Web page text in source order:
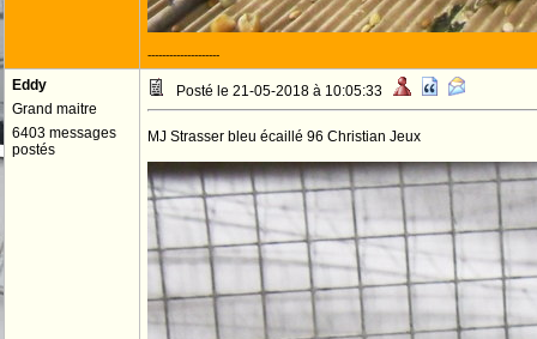
--------------------
Eddy
Grand maitre
6403 messages
postés
Posté le 21-05-2018 à 10:05:33
MJ Strasser bleu écaillé 96 Christian Jeux